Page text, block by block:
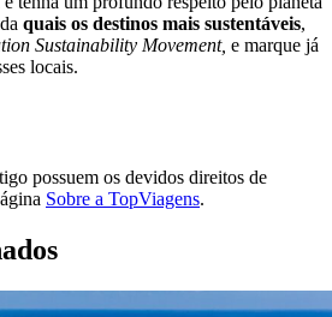
quais os destinos mais sustentáveis,
Sustainability Movement, e marque já
locais.
possuem os devidos direitos de
Sobre a TopViagens.